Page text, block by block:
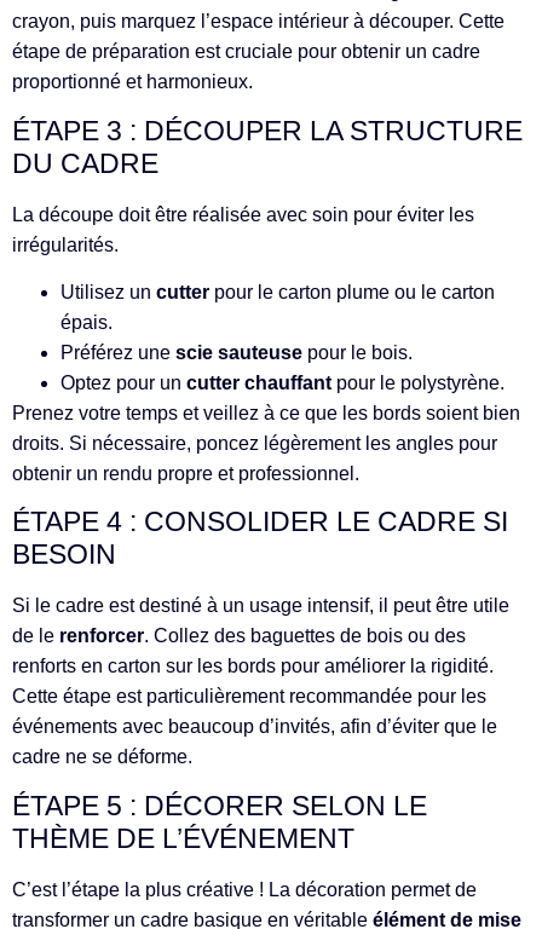
crayon, puis marquez l’espace intérieur à découper. Cette
étape de préparation est cruciale pour obtenir un cadre
proportionné et harmonieux.
ÉTAPE 3 : DÉCOUPER LA STRUCTURE
DU CADRE
La découpe doit être réalisée avec soin pour éviter les
irrégularités.
Utilisez un cutter pour le carton plume ou le carton
épais.
Préférez une scie sauteuse pour le bois.
Optez pour un cutter chauffant pour le polystyrène.
Prenez votre temps et veillez à ce que les bords soient bien
droits. Si nécessaire, poncez légèrement les angles pour
obtenir un rendu propre et professionnel.
ÉTAPE 4 : CONSOLIDER LE CADRE SI
BESOIN
Si le cadre est destiné à un usage intensif, il peut être utile
de le renforcer. Collez des baguettes de bois ou des
renforts en carton sur les bords pour améliorer la rigidité.
Cette étape est particulièrement recommandée pour les
événements avec beaucoup d’invités, afin d’éviter que le
cadre ne se déforme.
ÉTAPE 5 : DÉCORER SELON LE
THÈME DE L’ÉVÉNEMENT
C’est l’étape la plus créative ! La décoration permet de
transformer un cadre basique en véritable élément de mise